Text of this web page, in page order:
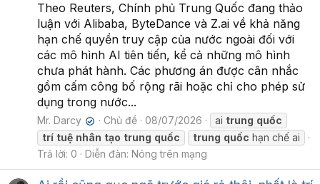
Theo Reuters, Chính phủ Trung Quốc đang thảo
luận với Alibaba, ByteDance và Z.ai về khả năng
hạn chế quyền truy cập của nước ngoài đối với
các mô hình AI tiên tiến, kể cả những mô hình
chưa phát hành. Các phương án được cân nhắc
gồm cấm công bố rộng rãi hoặc chỉ cho phép sử
dụng trong nước...
Mr. Darcy ✔ Chủ đề 08/07/2026 ai trung quốc
trí tuệ nhân tạo trung quốc trung quốc hạn chế ai
Trả lời: 0
Diễn đàn: Nóng trên mạng